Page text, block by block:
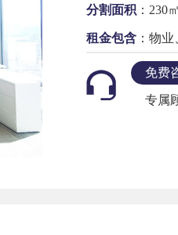
分割面积 ：230
租金包含 ：物
免费
专属